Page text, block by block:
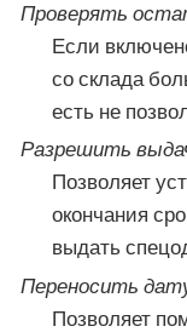
Проверять
Если
со склада
есть не
Разрешить
Позволяет
окончания
выдать
Переносить
Позволяет